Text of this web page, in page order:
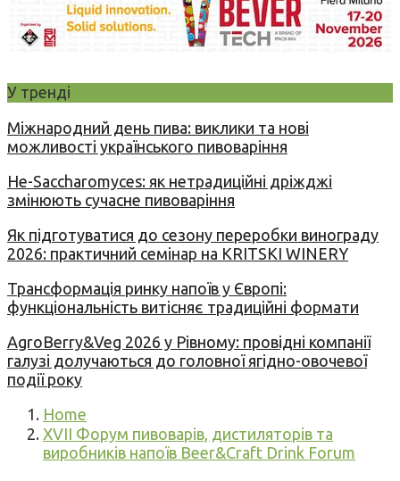
У тренді
Міжнародний день пива: виклики та нові
можливості українського пивоваріння
Не-Saccharomyces: як нетрадиційні дріжджі
змінюють сучасне пивоваріння
Як підготуватися до сезону переробки винограду
2026: практичний семінар на KRITSKI WINERY
Трансформація ринку напоїв у Європі:
функціональність витісняє традиційні формати
AgroBerry&Veg 2026 у Рівному: провідні компанії
галузі долучаються до головної ягідно-овочевої
події року
Home
XVII Форум пивоварів, дистиляторів та
виробників напоїв Beer&Craft Drink Forum